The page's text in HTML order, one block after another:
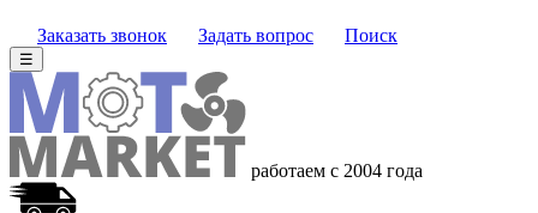
Заказать звонок Задать вопрос Поиск
☰
работаем с 2004 года